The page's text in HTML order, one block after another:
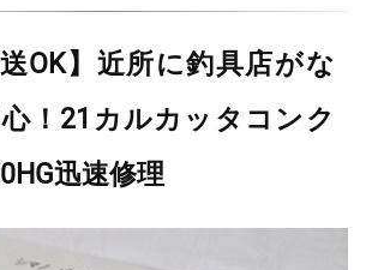
送OK】近所に釣具店がな
！21カルカッタコンク
迅速修理